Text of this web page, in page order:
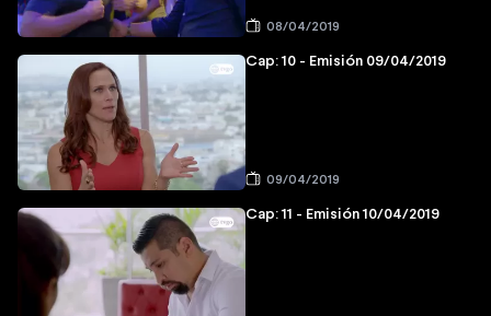
08/04/2019
Cap: 10 - Emisión 09/04/2019
09/04/2019
Cap: 11 - Emisión 10/04/2019